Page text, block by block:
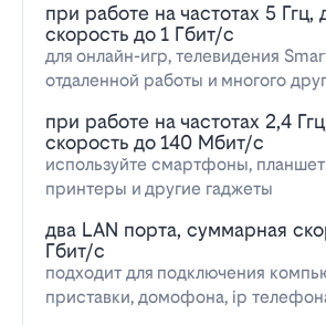
при работе на частотах 5 Ггц,
скорость до 1 Гбит/с
для онлайн-игр, телевидения
отдаленной работы и многого
при работе на частотах 2,4
скорость до 140 Мбит/с
используйте смартфоны,
принтеры и другие гаджеты
два LAN порта, суммарная
Гбит/с
подходит для подключения
приставки, домофона, ip